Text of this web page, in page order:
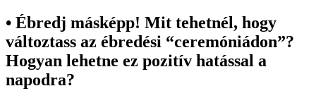
• Ébredj másképp! Mit tehetnél, hogy
változtass az ébredési “ceremóniádon”?
Hogyan lehetne ez pozitív hatással a
napodra?